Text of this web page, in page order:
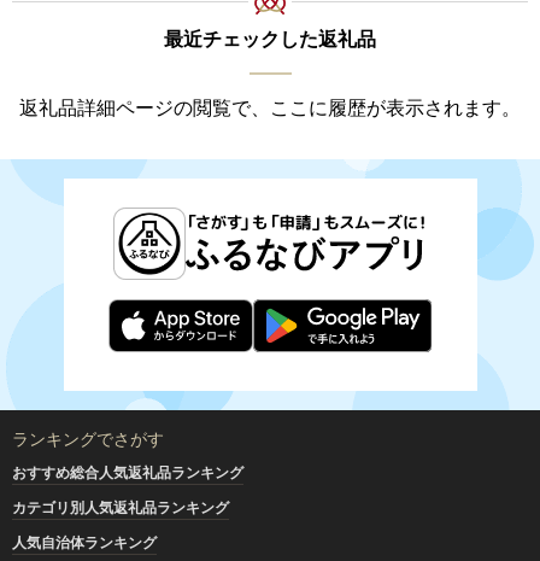
最近チェックした返礼品
返礼品詳細ページの閲覧で、ここに履歴が表示されます。
ランキングでさがす
おすすめ総合人気返礼品ランキング
カテゴリ別人気返礼品ランキング
人気自治体ランキング